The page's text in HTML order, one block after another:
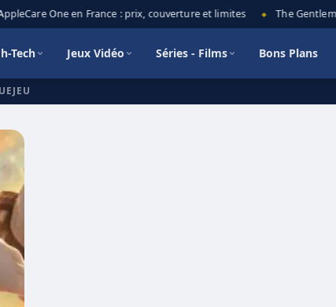
One en France : prix, couverture et limites ◆ The
Tech Jeux Vidéo Séries - Films Bons Plans